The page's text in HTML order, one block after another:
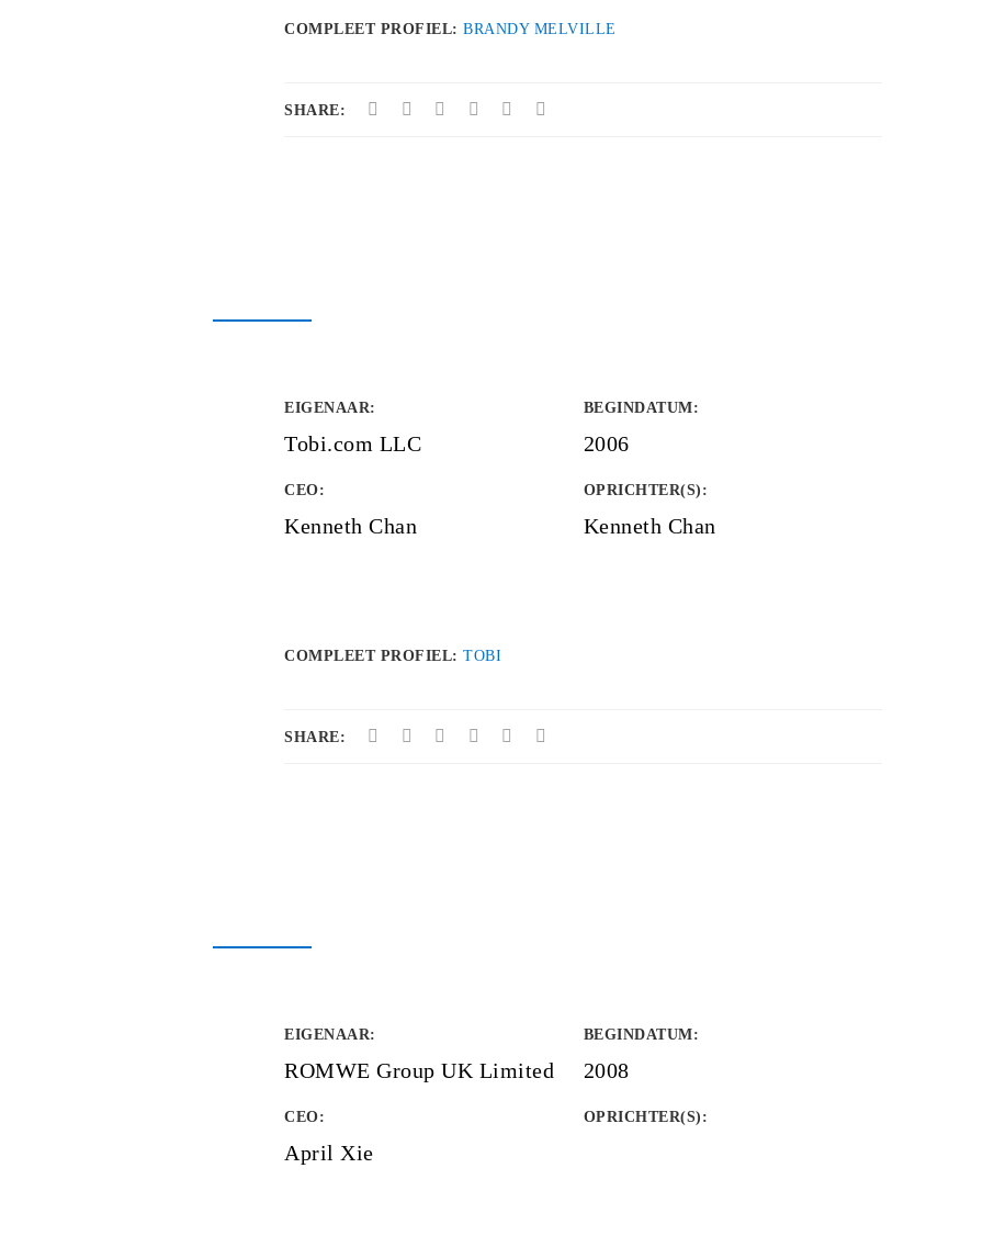
COMPLEET PROFIEL: BRANDY MELVILLE
SHARE:
EIGENAAR:
Tobi.com LLC
BEGINDATUM:
2006
CEO:
Kenneth Chan
OPRICHTER(S) :
Kenneth Chan
COMPLEET PROFIEL: TOBI
SHARE:
EIGENAAR:
ROMWE Group UK Limited
BEGINDATUM:
2008
CEO:
April Xie
OPRICHTER(S) :